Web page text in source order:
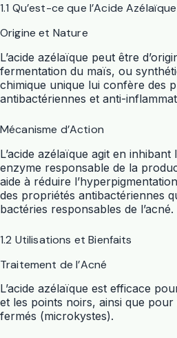
1.1 Qu’est-ce que l’Acide
Origine et Nature
L’acide azélaïque peut être
fermentation du maïs, ou
chimique unique lui confère des
antibactériennes et anti-
Mécanisme d’Action
L’acide azélaïque agit en
enzyme responsable de la
aide à réduire
des propriétés antibactériennes
bactéries responsables de l’acné.
1.2 Utilisations et Bienfaits
Traitement de l’Acné
L’acide azélaïque est efficace
et les points noirs, ainsi que
fermés (microkystes).